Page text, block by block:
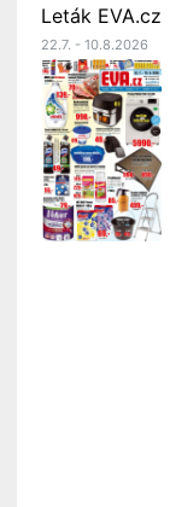
Leták EVA.cz
22.7. - 10.8.2026